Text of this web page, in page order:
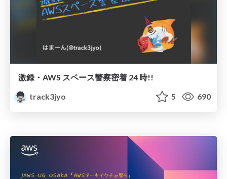
激録・AWS スペース警察密着 24 時!!
track3jyo
5 690